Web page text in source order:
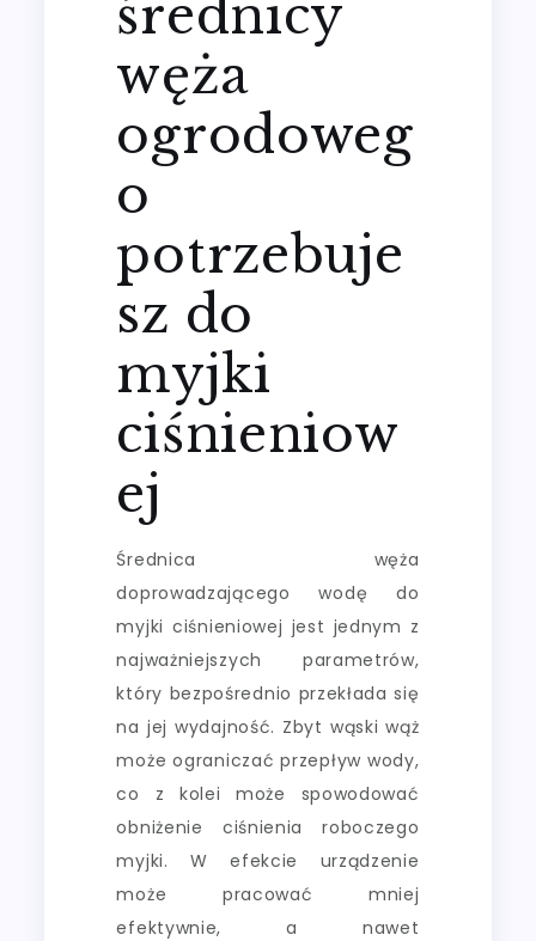
średnicy
węża
ogrodoweg
o
potrzebuje
sz do
myjki
ciśnieniow
ej
Średnica węża
doprowadzającego wodę do
myjki ciśnieniowej jest jednym z
najważniejszych parametrów,
który bezpośrednio przekłada się
na jej wydajność. Zbyt wąski wąż
może ograniczać przepływ wody,
co z kolei może spowodować
obniżenie ciśnienia roboczego
myjki. W efekcie urządzenie
może pracować mniej
efektywnie, a nawet